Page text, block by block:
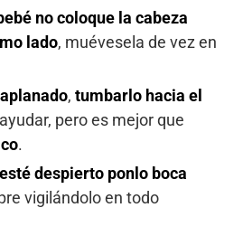
no coloque la cabeza
lado, muévesela de vez en
, tumbarlo hacia el
pero es mejor que
.
despierto ponlo boca
vigilándolo en todo